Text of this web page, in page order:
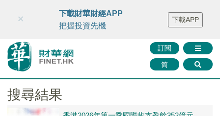
財華智庫網 FINTV FINMETA 財華證券 媒體矩陣
智庫沙龍
聯絡我們
訂閱
简
×
下載財華財經APP
把握投資先機
下載APP
搜尋結果